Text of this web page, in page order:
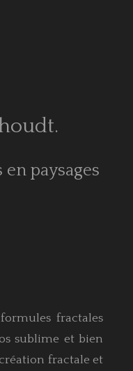
paysages
fractales
sublime et bien
fractale et